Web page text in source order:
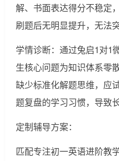
解、书面表达得分不稳定
刷题后无明显提升，无法
学情诊断：通过兔启1对1
生核心问题为知识体系零
缺少标准化解题思维，应
题复盘的学习习惯，导致
定制辅导方案：
匹配专注初一英语进阶教